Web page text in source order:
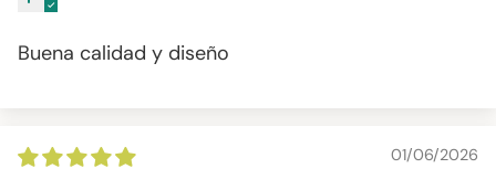
Buena calidad y diseño
01/06/2026